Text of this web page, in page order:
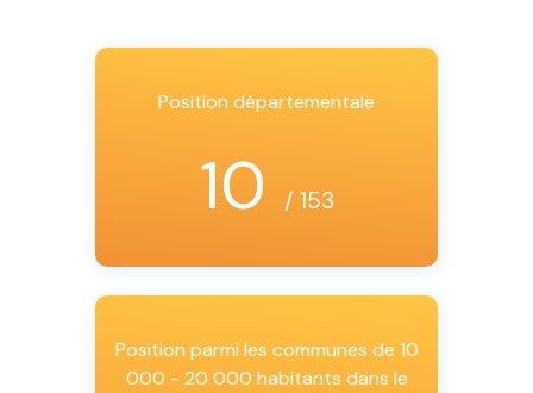
Position départementale
10 / 153
Position parmi les communes de 10
000 - 20 000 habitants dans le